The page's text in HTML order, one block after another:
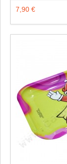
7,90 €